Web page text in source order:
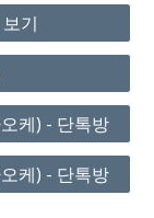
기
케) - 단톡방
케) - 단톡방